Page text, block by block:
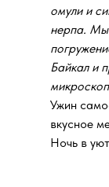
омули и
нерпа. Мы
Байкал и
Ужин
вкусное
Ночь в